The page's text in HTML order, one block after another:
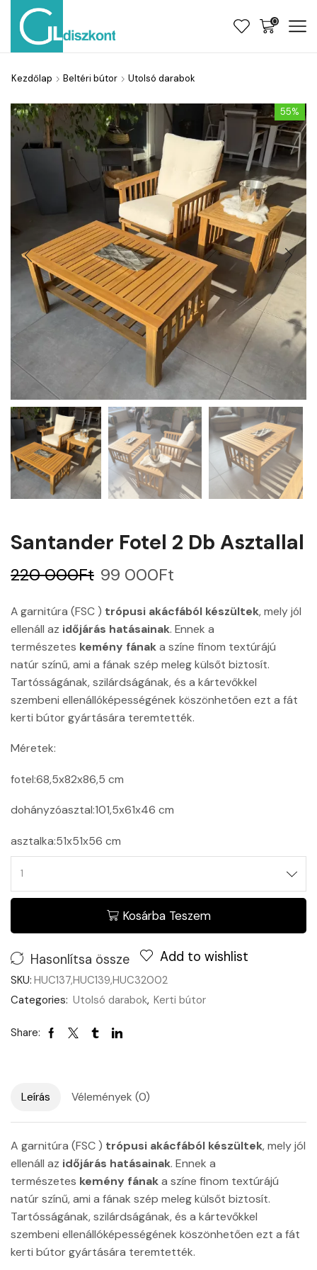
0
Kezdőlap Beltéri bútor Utolsó darabok
55%
Santander Fotel 2 Db Asztallal
220 000Ft 99 000Ft
A garnitúra (FSC ) trópusi akácfából készültek, mely jól
ellenáll az időjárás hatásainak. Ennek a
természetes kemény fánaka színe finom textúrájú
natúr színű, ami a fának szép meleg külsőt biztosít.
Tartósságának, szilárdságának, és a kártevőkkel
szembeni ellenállóképességének köszönhetően ezt a fát
kerti bútor gyártására teremtették.
Méretek:
fotel:68,5x82x86,5 cm
dohányzóasztal:101,5x61x46 cm
asztalka:51x51x56 cm
Kosárba Teszem
Hasonlítsa össze Add to wishlist
SKU: HUC137,HUC139,HUC32002
Categories: Utolsó darabok, Kerti bútor
Share:
Leírás Vélemények (0)
A garnitúra (FSC ) trópusi akácfából készültek, mely jól
ellenáll az időjárás hatásainak. Ennek a
természetes kemény fánaka színe finom textúrájú
natúr színű, ami a fának szép meleg külsőt biztosít.
Tartósságának, szilárdságának, és a kártevőkkel
szembeni ellenállóképességének köszönhetően ezt a fát
kerti bútor gyártására teremtették.